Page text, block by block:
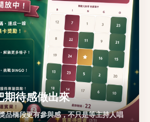
期待感做出來
品橋段更有參與感，不只是等主持人唱